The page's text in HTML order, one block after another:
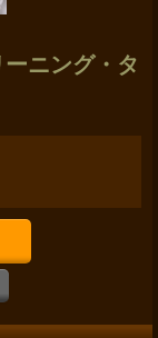
ニング・タ